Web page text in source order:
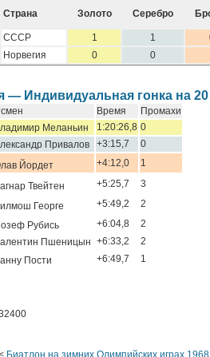
Страна Золото Серебро
СССР 1 1
Норвегия 0 0
— Индивидуальная гонка на 20
Время
Промахи
Меланьин
1:20:26,8 0
Привалов
+3:15,7
0
Йордет
+4:12,0
1
Твейтен +5:25,7
3
Георге +5:49,2
2
Рубись +6:04,8
2
Пшеницын +6:33,2
2
Пости +6:49,7 1
Биатлон на зимних Олимпийских играх 1968